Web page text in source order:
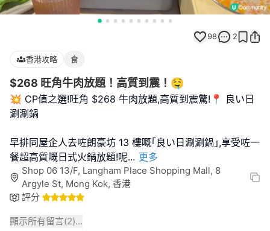
98 2
香港攻略 食
$268 旺角牛肉放題！高質到震！🤤
💥 CP值之選!旺角 $268 牛肉放題,高質到震驚!📍 良い日
涮涮鍋
早排同屋企人去咗朗豪坊 13 樓嘅｢良い日涮涮鍋｣,享受咗一
餐超高質嘅日式火鍋放題!呢... 更多
Shop 06 13/F, Langham Place Shopping Mall, 8
Argyle St, Mong Kok, 香港
評分
顯示所有留言(2)...